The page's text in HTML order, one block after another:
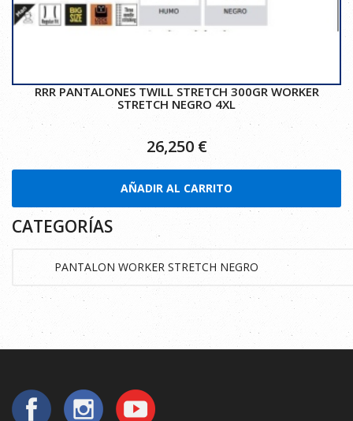
RRR PANTALONES TWILL STRETCH 300GR WORKER
STRETCH NEGRO 4XL
26,250 €
AÑADIR AL CARRITO
CATEGORÍAS